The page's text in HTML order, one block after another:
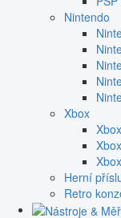
Nintendo
Xbox
Herní
Retro